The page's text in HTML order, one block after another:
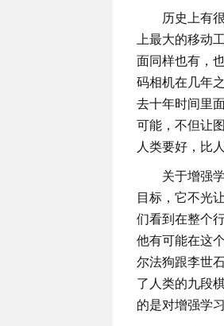
历史上有
上最大的移动
面同样也有，
码相机在几年
去十年时间里
可能，不但让
人类要好，比
关于增强
目标，它不光
们看到在整个
他有可能在这
尔法狗跟李世
了人类的九段
的是对增强学